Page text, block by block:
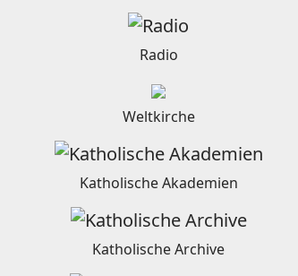
Radio
Weltkirche
Katholische Akademien
Katholische Archive